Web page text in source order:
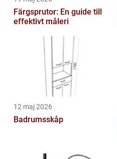
Färgsprutor: En guide till
effektivt måleri
12 maj 2026
Badrumsskåp